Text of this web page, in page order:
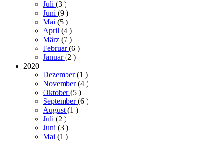
Juli (3 )
Juni (9 )
Mai (5 )
April (4 )
März (7 )
Februar(6 )
Januar(2 )
2020
Dezember(1 )
November(4 )
Oktober(5 )
September(6 )
August(1 )
Juli (2 )
Juni (3 )
Mai (1 )